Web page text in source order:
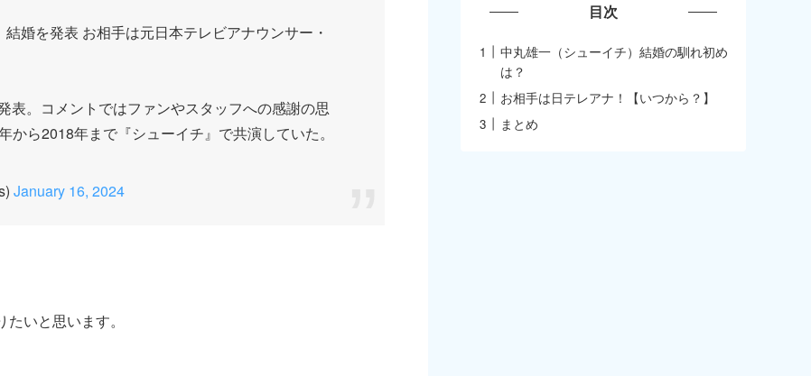
婚を発表 お相手は元日本テレビアナウンサー・
表。コメントではファンやスタッフへの感謝の思
ら2018年まで『シューイチ』で共演していた。
January 16, 2024
いと思います。
目次
中丸雄一（シューイチ）結婚の馴れ初め
は？
お相手は日テレアナ！【いつから？】
まとめ